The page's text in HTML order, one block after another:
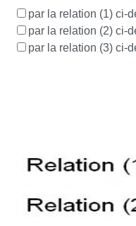
par la relation (1) ci-
par la relation (2) ci-
par la relation (3) ci-